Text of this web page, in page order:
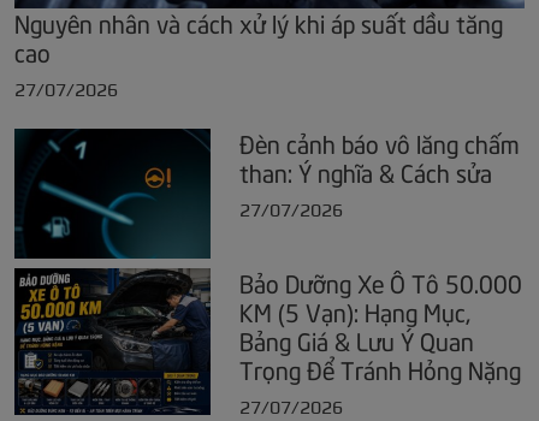
Nguyên nhân và cách xử lý khi áp suất dầu tăng
cao
27/07/2026
Đèn cảnh báo vô lăng chấm
than: Ý nghĩa & Cách sửa
27/07/2026
Bảo Dưỡng Xe Ô Tô 50.000
KM (5 Vạn): Hạng Mục,
Bảng Giá & Lưu Ý Quan
Trọng Để Tránh Hỏng Nặng
27/07/2026